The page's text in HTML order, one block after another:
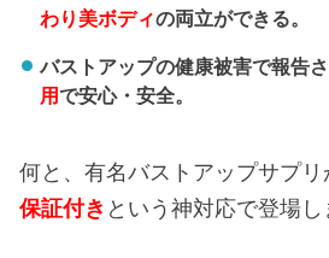
わり美ボディの両立ができる。
バストアップの健康被害で報告
用で安心・安全。
何と、有名バストアップサプリ
保証付き という神対応で登場し